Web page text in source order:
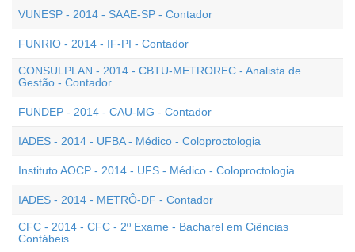
VUNESP - 2014 - SAAE-SP - Contador
FUNRIO - 2014 - IF-PI - Contador
CONSULPLAN - 2014 - CBTU-METROREC - Analista de
Gestão - Contador
FUNDEP - 2014 - CAU-MG - Contador
IADES - 2014 - UFBA - Médico - Coloproctologia
Instituto AOCP - 2014 - UFS - Médico - Coloproctologia
IADES - 2014 - METRÔ-DF - Contador
CFC - 2014 - CFC - 2º Exame - Bacharel em Ciências
Contábeis